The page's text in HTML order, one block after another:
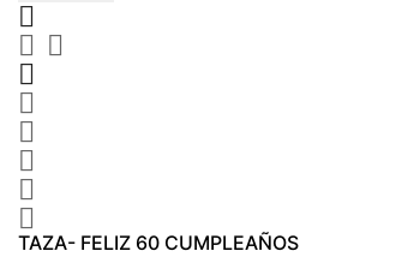









TAZA- FELIZ 60 CUMPLEAÑOS